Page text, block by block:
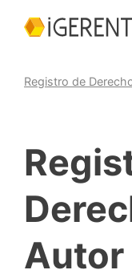
Registro de
Autor